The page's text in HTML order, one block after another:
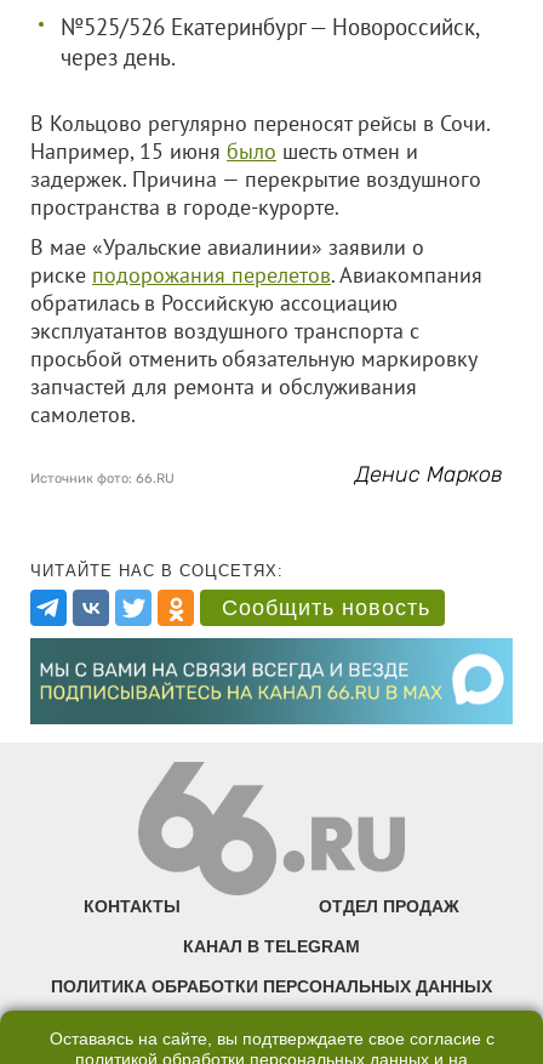
№525/526 Екатеринбург — Новороссийск,
через день.
В Кольцово регулярно переносят рейсы в Сочи.
Например, 15 июня было шесть отмен и
задержек. Причина — перекрытие воздушного
пространства в городе-курорте.
В мае «Уральские авиалинии» заявили о
риске подорожания перелетов. Авиакомпания
обратилась в Российскую ассоциацию
эксплуатантов воздушного транспорта с
просьбой отменить обязательную маркировку
запчастей для ремонта и обслуживания
самолетов.
Источник фото: 66.RU Денис Марков
ЧИТАЙТЕ НАС В СОЦСЕТЯХ:
Сообщить новость
КОНТАКТЫ ОТДЕЛ ПРОДАЖ
КАНАЛ В TELEGRAM
ПОЛИТИКА ОБРАБОТКИ ПЕРСОНАЛЬНЫХ ДАННЫХ
Оставаясь на сайте, вы подтверждаете свое согласие с
политикой обработки персональных данных и на